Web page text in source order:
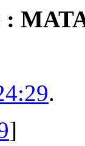
:
.
]